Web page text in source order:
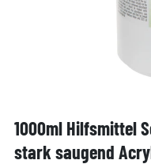
1000ml Hilfsmittel
stark saugend